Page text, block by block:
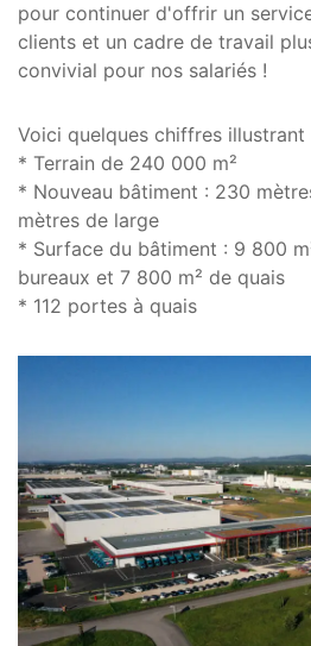
pour continuer d'offrir un
clients et un cadre de travail
convivial pour nos salariés !
Voici quelques chiffres
* Terrain de 240 000 m²
* Nouveau bâtiment : 230
mètres de large
* Surface du bâtiment : 9 800
bureaux et 7 800 m² de quais
* 112 portes à quais